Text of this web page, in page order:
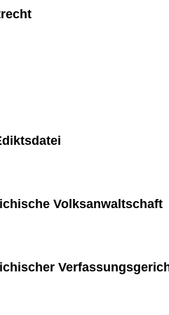
Volksanwaltschaft